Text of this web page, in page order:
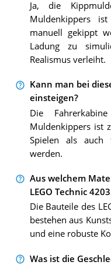
Ja, die
Muldenkippers
manuell gekippt
Ladung zu
Realismus verleiht.
Kann man bei
einsteigen?
Die
Muldenkippers ist
Spielen als auch
werden.
Aus welchem
LEGO Technic
Die Bauteile des
bestehen aus
und eine robuste
Was ist die